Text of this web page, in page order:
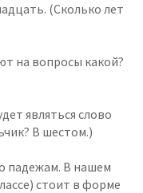
(Сколько лет
на вопросы какой?
являться слово
В шестом.)
падежам. В нашем
стоит в форме